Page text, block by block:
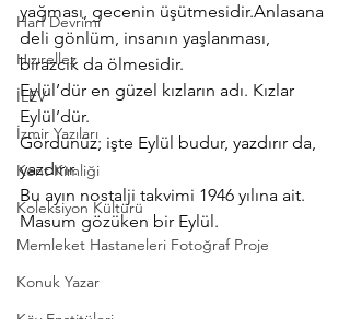
Harf Devrimi
Hızırellez
İLEV
İzmir Yazıları
Kent Kimliği
Koleksiyon Kültürü
Memleket Hastaneleri Fotoğraf Proje
Konuk Yazar
yağması, gecenin üşütmesidir.Anlasana
deli gönlüm, insanın yaşlanması,
birazcık da ölmesidir.
Eylül’dür en güzel kızların adı. Kızlar
Eylül’dür.
Gördünüz; işte Eylül budur, yazdırır da,
yazdırır.
Bu ayın nostalji takvimi 1946 yılına ait.
Masum gözüken bir Eylül.